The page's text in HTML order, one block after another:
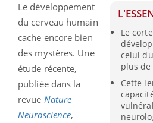
Le
celui
plus
Cette
Le développement
du cerveau humain
cache encore bien
des mystères. Une
étude récente,
publiée dans la
revue Nature
Neuroscience,